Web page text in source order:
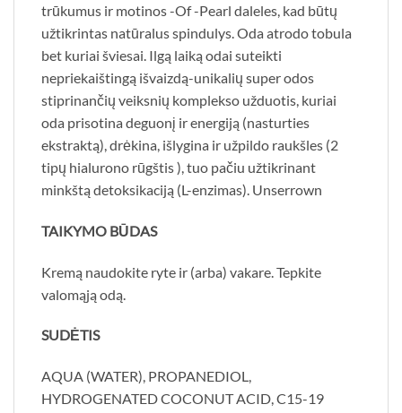
trūkumus ir motinos -Of -Pearl daleles, kad būtų
užtikrintas natūralus spindulys. Oda atrodo tobula
bet kuriai šviesai. Ilgą laiką odai suteikti
nepriekaištingą išvaizdą-unikalių super odos
stiprinančių veiksnių komplekso užduotis, kuriai
oda prisotina deguonį ir energiją (nasturties
ekstraktą), drėkina, išlygina ir užpildo raukšles (2
tipų hialurono rūgštis ), tuo pačiu užtikrinant
minkštą detoksikaciją (L-enzimas). Unserrown
TAIKYMO BŪDAS
Kremą naudokite ryte ir (arba) vakare. Tepkite
valomąją odą.
SUDĖTIS
AQUA (WATER), PROPANEDIOL,
HYDROGENATED COCONUT ACID, C15-19